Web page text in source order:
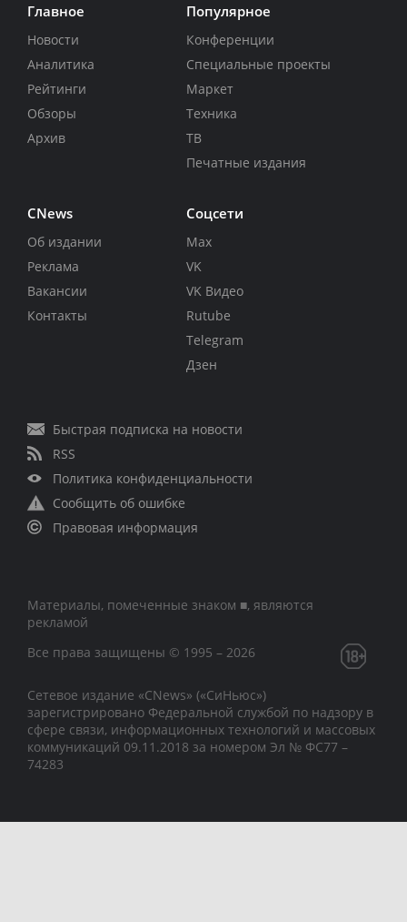
Главное
Новости
Аналитика
Рейтинги
Обзоры
Архив
Популярное
Конференции
Специальные проекты
Маркет
Техника
ТВ
Печатные издания
CNews
Об издании
Реклама
Вакансии
Контакты
Соцсети
Max
VK
VK Видео
Rutube
Telegram
Дзен
Быстрая подписка на новости
RSS
Политика конфиденциальности
Сообщить об ошибке
Правовая информация
Материалы, помеченные знаком ■, являются
рекламой
Все права защищены © 1995 – 2026
Сетевое издание «CNews» («СиНьюс»)
зарегистрировано Федеральной службой по надзору в
сфере связи, информационных технологий и массовых
коммуникаций 09.11.2018 за номером Эл № ФС77 –
74283